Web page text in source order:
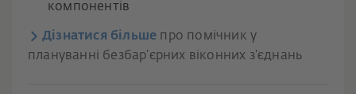
компонентів
Дізнатися більше про помічник у
плануванні безбар’єрних віконних з’єднань